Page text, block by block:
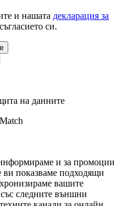
и нашата декларация за
си.
на данните
и за промоции
показваме подходящи
вашите
следните външни